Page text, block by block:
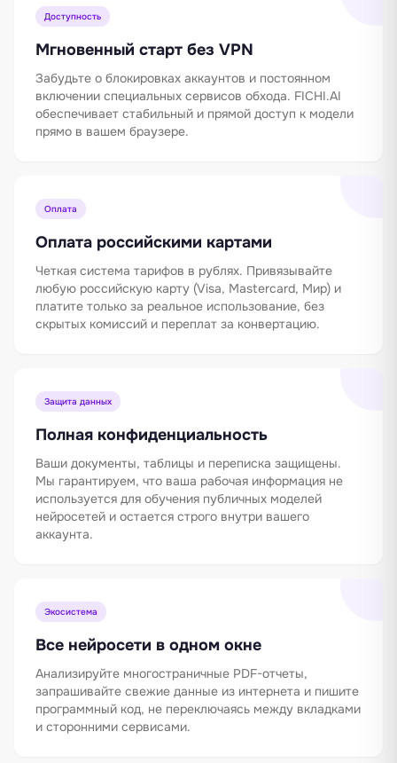
Доступность
Мгновенный старт без VPN
Забудьте о блокировках аккаунтов и постоянном
включении специальных сервисов обхода. FICHI.AI
обеспечивает стабильный и прямой доступ к модели
прямо в вашем браузере.
Оплата
Оплата российскими картами
Четкая система тарифов в рублях. Привязывайте
любую российскую карту (Visa, Mastercard, Мир) и
платите только за реальное использование, без
скрытых комиссий и переплат за конвертацию.
Защита данных
Полная конфиденциальность
Ваши документы, таблицы и переписка защищены.
Мы гарантируем, что ваша рабочая информация не
используется для обучения публичных моделей
нейросетей и остается строго внутри вашего
аккаунта.
Экосистема
Все нейросети в одном окне
Анализируйте многостраничные PDF-отчеты,
запрашивайте свежие данные из интернета и пишите
программный код, не переключаясь между вкладками
и сторонними сервисами.